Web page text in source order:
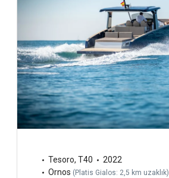
Tesoro, T40
2022
Ornos ( Platis Gialos: 2,5 km uzaklık)